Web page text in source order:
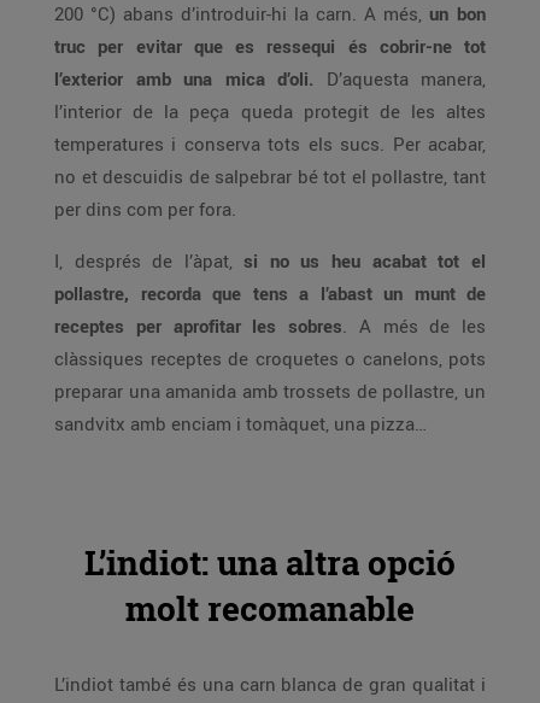
200 °C) abans d’introduir-hi la carn. A més, un bon
truc per evitar que es ressequi és cobrir-ne tot
l’exterior amb una mica d’oli. D’aquesta manera,
l’interior de la peça queda protegit de les altes
temperatures i conserva tots els sucs. Per acabar,
no et descuidis de salpebrar bé tot el pollastre, tant
per dins com per fora.
I, després de l’àpat, si no us heu acabat tot el
pollastre, recorda que tens a l’abast un munt de
receptes per aprofitar les sobres. A més de les
clàssiques receptes de croquetes o canelons, pots
preparar una amanida amb trossets de pollastre, un
sandvitx amb enciam i tomàquet, una pizza…
L’indiot: una altra opció
molt recomanable
L’indiot també és una carn blanca de gran qualitat i